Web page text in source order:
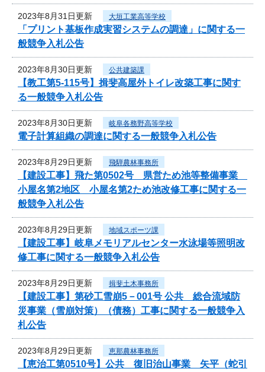
2023年8月31日更新 大垣工業高等学校
「プリント基板作成実習システムの調達」に関する一
般競争入札公告
2023年8月30日更新 公共建築課
【教工第5-115号】揖斐高屋外トイレ改築工事に関す
る一般競争入札公告
2023年8月30日更新 岐阜各務野高等学校
電子計算組織の調達に関する一般競争入札公告
2023年8月29日更新 飛騨農林事務所
【建設工事】飛た第0502号 県営ため池等整備事業
小屋名第2地区 小屋名第2ため池改修工事に関する一
般競争入札公告
2023年8月29日更新 地域スポーツ課
【建設工事】岐阜メモリアルセンター水泳場等照明改
修工事に関する一般競争入札公告
2023年8月29日更新 揖斐土木事務所
【建設工事】第砂工雪崩5－001号 公共 総合流域防
災事業（雪崩対策）（債務）工事に関する一般競争入
札公告
2023年8月29日更新 恵那農林事務所
【恵治工第0510号】公共 復旧治山事業 矢平（蛇引